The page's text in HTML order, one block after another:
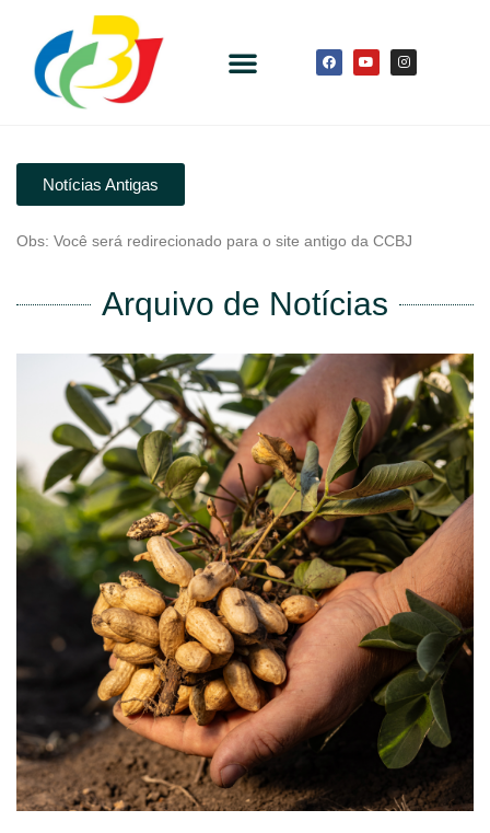
Notícias Antigas
Obs: Você será redirecionado para o site antigo da CCBJ
Arquivo de Notícias